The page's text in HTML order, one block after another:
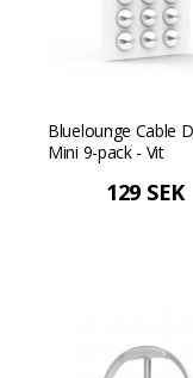
Bluelounge Cable
Mini 9-pack - Vit
129 SEK